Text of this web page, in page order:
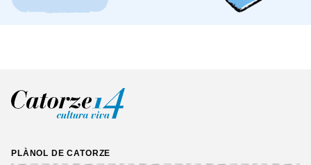
PLÀNOL DE CATORZE